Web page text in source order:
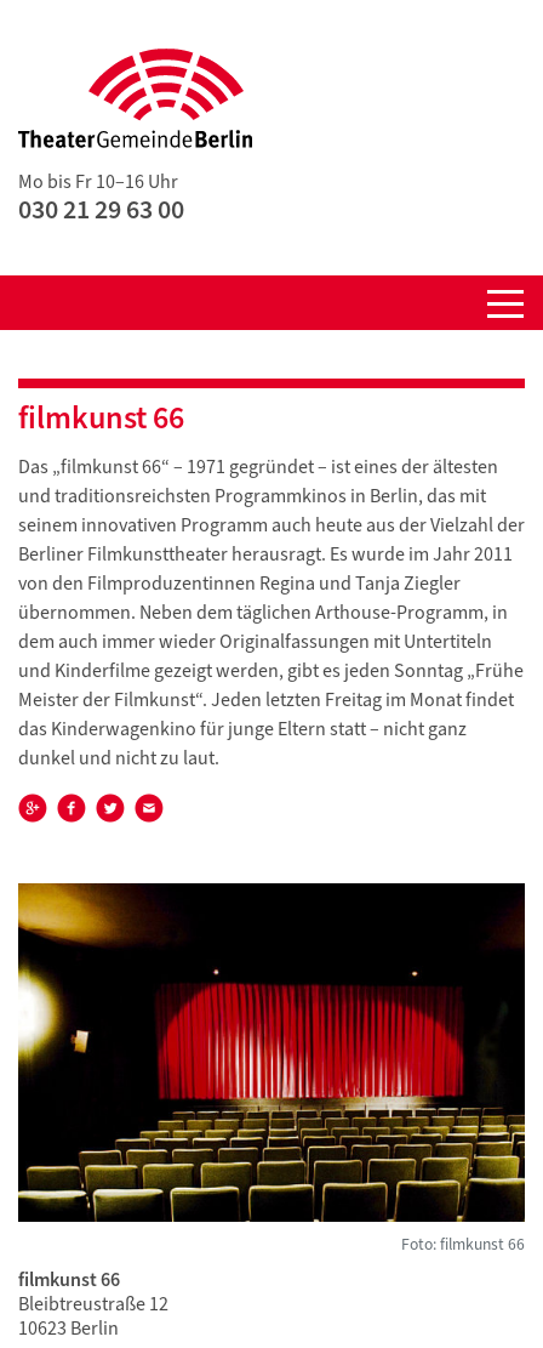
Mo bis Fr 10–16 Uhr
030 21 29 63 00
filmkunst 66
Das „filmkunst 66“ – 1971 gegründet – ist eines der ältesten
und traditionsreichsten Programmkinos in Berlin, das mit
seinem innovativen Programm auch heute aus der Vielzahl der
Berliner Filmkunsttheater herausragt. Es wurde im Jahr 2011
von den Filmproduzentinnen Regina und Tanja Ziegler
übernommen. Neben dem täglichen Arthouse-Programm, in
dem auch immer wieder Originalfassungen mit Untertiteln
und Kinderfilme gezeigt werden, gibt es jeden Sonntag „Frühe
Meister der Filmkunst“. Jeden letzten Freitag im Monat findet
das Kinderwagenkino für junge Eltern statt – nicht ganz
dunkel und nicht zu laut.
Foto: filmkunst 66
filmkunst 66
Bleibtreustraße 12
10623 Berlin